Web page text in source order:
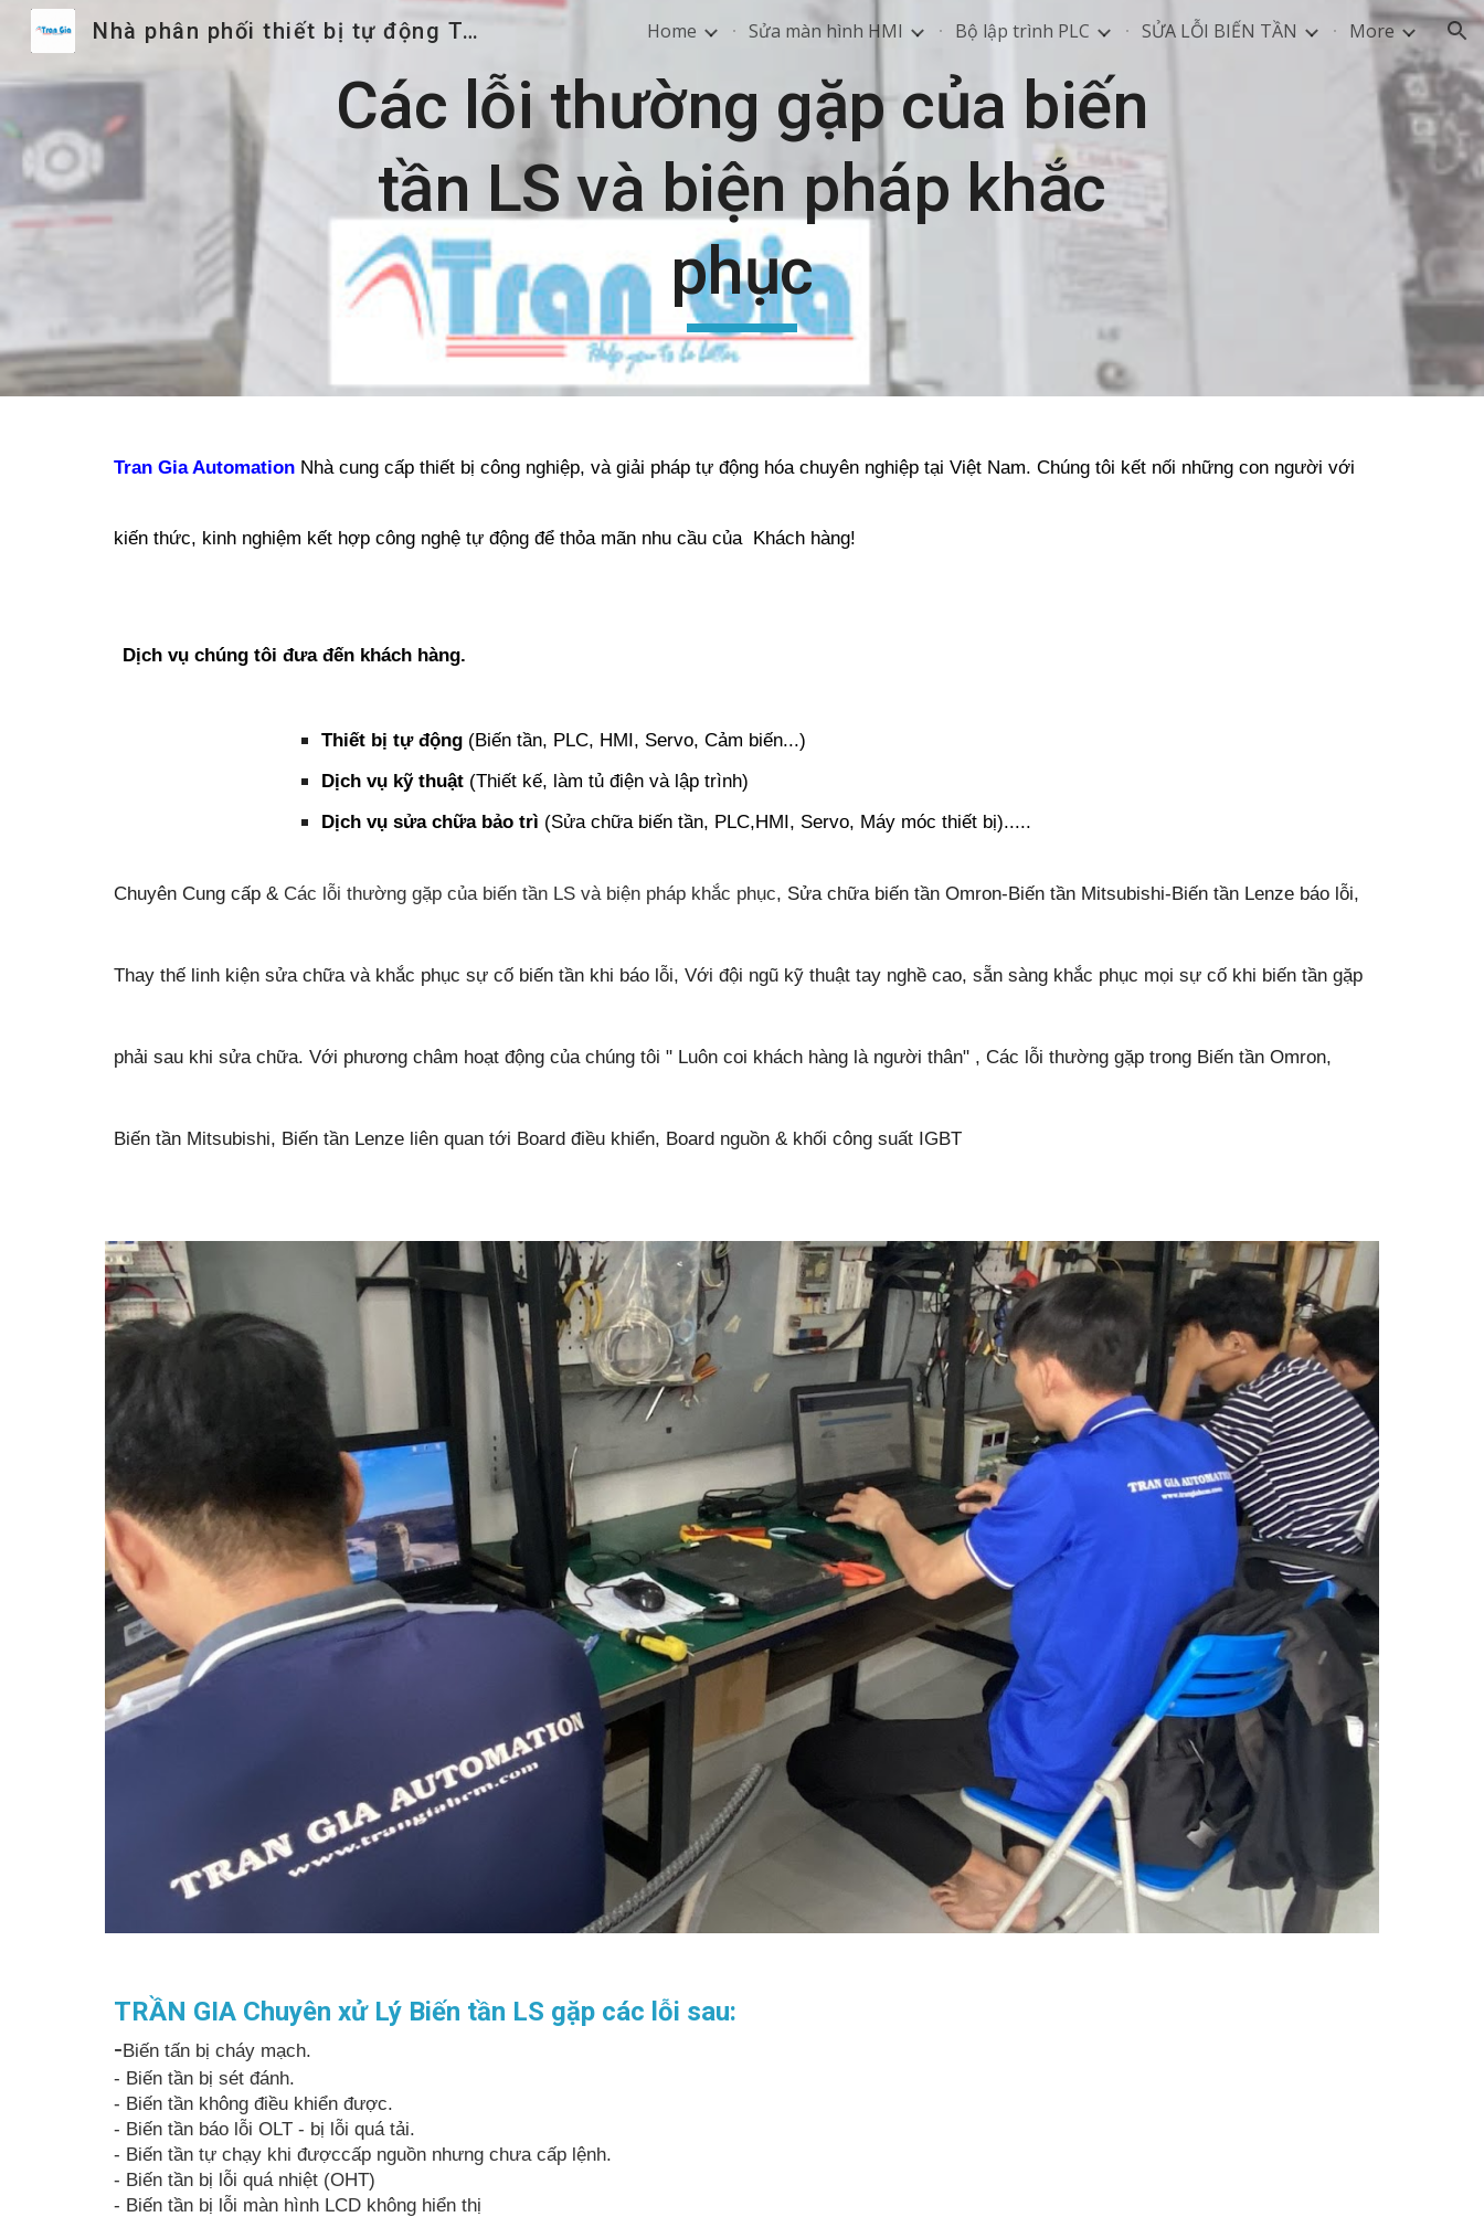
Skip to main content Skip to navigation
Nhà phân phối thiết bị tự động Trần Gia Home Sửa màn hình HMI Bộ lập trình PLC SỬA LỖI BIẾN TẦN More
Các lỗi thường gặp của biến
tần LS và biện pháp khắc
phục
Tran Gia Automation Nhà cung cấp thiết bị công nghiệp, và giải pháp tự động hóa chuyên nghiệp tại Việt Nam. Chúng tôi kết nối những con người với
kiến thức, kinh nghiệm kết hợp công nghệ tự động để thỏa mãn nhu cầu của Khách hàng!
Dịch vụ chúng tôi đưa đến khách hàng.
Thiết bị tự động(Biến tần, PLC, HMI, Servo, Cảm biến...)
Dịch vụ kỹ thuật(Thiết kế, làm tủ điện và lập trình)
Dịch vụ sửa chữa bảo trì (Sửa chữa biến tần, PLC,HMI, Servo, Máy móc thiết bị).....
Chuyên Cung cấp & Các lỗi thường gặp của biến tần LS và biện pháp khắc phục, Sửa chữa biến tần Omron-Biến tần Mitsubishi-Biến tần Lenze báo lỗi,
Thay thế linh kiện sửa chữa và khắc phục sự cố biến tần khi báo lỗi, Với đội ngũ kỹ thuật tay nghề cao, sẵn sàng khắc phục mọi sự cố khi biến tần gặp
phải sau khi sửa chữa. Với phương châm hoạt động của chúng tôi " Luôn coi khách hàng là người thân" , Các lỗi thường gặp trong Biến tần Omron,
Biến tần Mitsubishi, Biến tần Lenze liên quan tới Board điều khiển, Board nguồn & khối công suất IGBT
TRẦN GIA Chuyên xử Lý Biến tần LS gặp các lỗi sau:
-Biến tấn bị cháy mạch.
- Biến tần bị sét đánh.
- Biến tần không điều khiển được.
- Biến tần báo lỗi OLT - bị lỗi quá tải.
- Biến tần tự chạy khi đượccấp nguồn nhưng chưa cấp lệnh.
- Biến tần bị lỗi quá nhiệt (OHT)
- Biến tần bị lỗi màn hình LCD không hiển thị